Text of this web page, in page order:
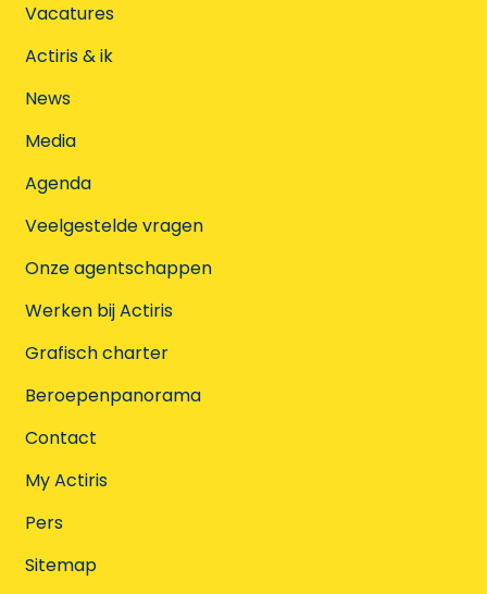
Vacatures
Actiris & ik
News
Media
Agenda
Veelgestelde vragen
Onze agentschappen
Werken bij Actiris
Grafisch charter
Beroepenpanorama
Contact
My Actiris
Pers
Sitemap